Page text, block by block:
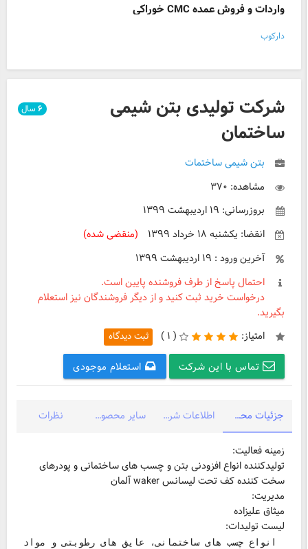
واردات و فروش عمده CMC خوراکی
دارکوب
شرکت تولیدی بتن شیمی
ساختمان
بتن شیمی ساختمات
مشاهده: ۳۷۰
بروزرسانی: ۱۹ اردیبهشت ۱۳۹۹
انقضا: یکشنبه ۱۸ خرداد ۱۳۹۹
(منقضی شده)
آخرین ورود : ۱۹ اردیبهشت ۱۳۹۹
احتمال پاسخ از طرف فروشنده پایین است.
درخواست خرید ثبت کنید و از دیگر فروشندگان نیز استعلام
بگیرید.
امتیاز:
( ۱ ) ثبت دیدگاه
تماس با این شرکت استعلام موجودی
۶سال
جزئیات محصول اطلاعات شرکت سایر محصولات شرکت نظرات
تولیدکننده انواع افزودنی بتن و چسب های ساختمانی و پودرهای
سخت کننده کف تحت لیسانس waker آلمان
میثاق علیزاده
لیست تولیدات:
انواع چسب های ساختمانی، عایق های رطوبتی و مواد